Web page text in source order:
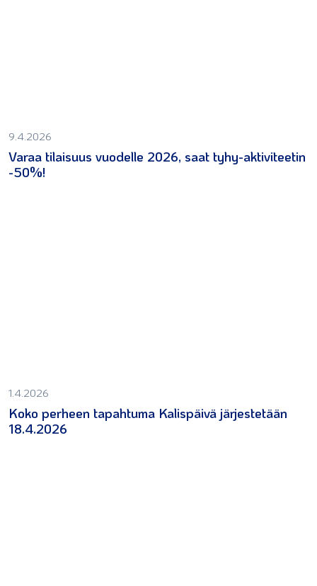
9.4.2026
Varaa tilaisuus vuodelle 2026, saat tyhy-aktiviteetin
-50%!
1.4.2026
Koko perheen tapahtuma Kalispäivä järjestetään
18.4.2026